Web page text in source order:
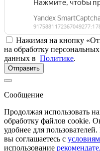
Нажимая на кнопку
на обработку
данных в Политике.
Отправить
Сообщение
Продолжая использовать
обработку файлов cookie.
удобнее для
вы соглашаетесь с
использование